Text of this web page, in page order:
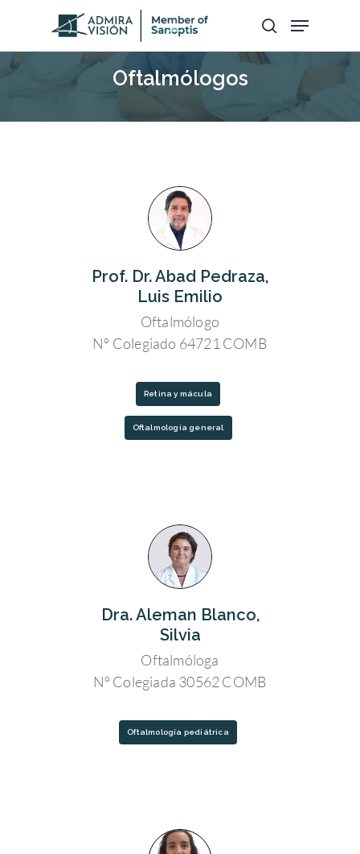
Hit enter to search or ESC to close
Oftalmólogos
Prof. Dr. Abad Pedraza,
Luis Emilio
Oftalmólogo
Nº Colegiado 64721 COMB
Retina y mácula
Oftalmología general
Dra. Aleman Blanco,
Silvia
Oftalmóloga
Nº Colegiada 30562 COMB
Oftalmología pediátrica